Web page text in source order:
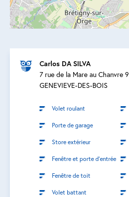
Carlos DA SILVA
7 rue de la Mare au Chanvre
GENEVIEVE-DES-BOIS
Volet roulant
Porte de garage
Store extérieur
Fenêtre et porte d’entrée
Fenêtre de toit
Volet battant